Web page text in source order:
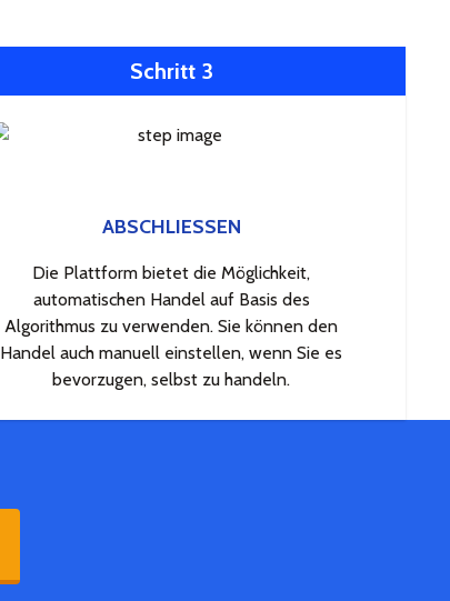
Schritt 3
ABSCHLIESSEN
Die Plattform bietet die Möglichkeit,
automatischen Handel auf Basis des
Algorithmus zu verwenden. Sie können den
Handel auch manuell einstellen, wenn Sie es
bevorzugen, selbst zu handeln.